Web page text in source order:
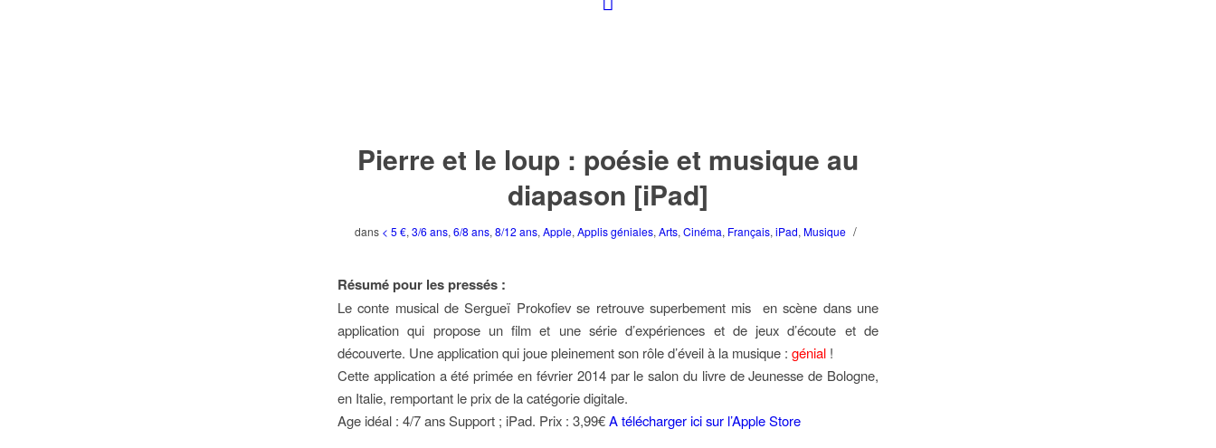
Pierre et le loup : poésie et musique au
diapason [iPad]
dans < 5 €, 3/6 ans, 6/8 ans, 8/12 ans, Apple, Applis géniales, Arts, Cinéma, Français, iPad, Musique /
Résumé pour les pressés :
Le conte musical de Sergueï Prokofiev se retrouve superbement mis en scène dans une
application qui propose un film et une série d’expériences et de jeux d’écoute et de
découverte. Une application qui joue pleinement son rôle d’éveil à la musique : génial !
Cette application a été primée en février 2014 par le salon du livre de Jeunesse de Bologne,
en Italie, remportant le prix de la catégorie digitale.
Age idéal : 4/7 ans Support ; iPad. Prix : 3,99€A télécharger ici sur l’Apple Store